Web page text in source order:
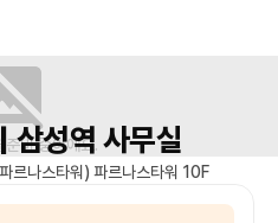
준비 중이에요.
삼성역사무실
르나스타워) 파르나스타워 10F